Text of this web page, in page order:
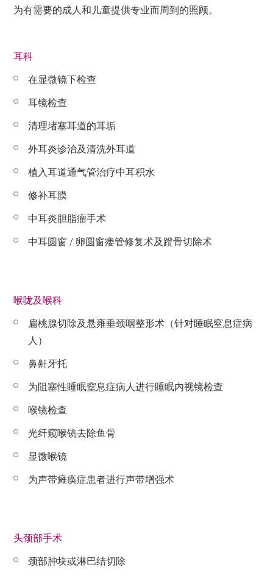
为有需要的成人和儿童提供专业而周到的照顾。
耳科
在显微镜下检查
耳镜检查
清理堵塞耳道的耳垢
外耳炎诊治及清洗外耳道
植入耳道通气管治疗中耳积水
修补耳膜
中耳炎胆脂瘤手术
中耳圆窗 / 卵圆窗瘘管修复术及蹬骨切除术
喉咙及喉科
扁桃腺切除及悬雍垂颈咽整形术（针对睡眠窒息症病
人）
鼻鼾牙托
为阻塞性睡眠窒息症病人进行睡眠内视镜检查
喉镜检查
光纤窥喉镜去除鱼骨
显微喉镜
为声带瘫痪症患者进行声带增强术
头颈部手术
颈部肿块或淋巴结切除